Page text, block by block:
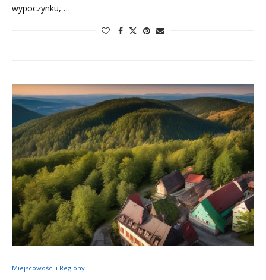
wypoczynku, …
Miejscowości i Regiony